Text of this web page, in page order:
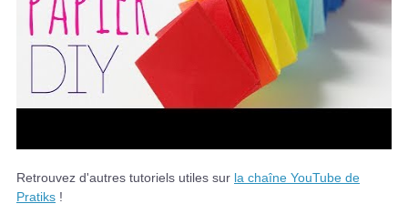
Retrouvez d'autres tutoriels utiles sur la chaîne YouTube de
Pratiks !